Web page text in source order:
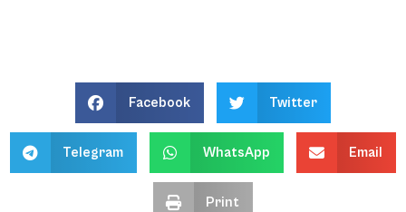
Facebook Twitter
Telegram WhatsApp Email
Print